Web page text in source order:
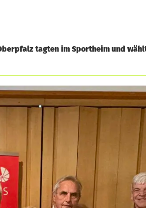
tagten im Sportheim und